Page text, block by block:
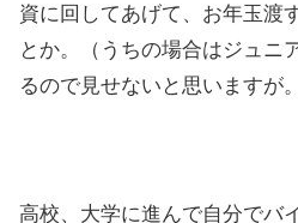
資に回してあげて、お年玉渡
とか。（うちの場合はジュニ
るので見せないと思いますが
高校、大学に進んで自分でバ